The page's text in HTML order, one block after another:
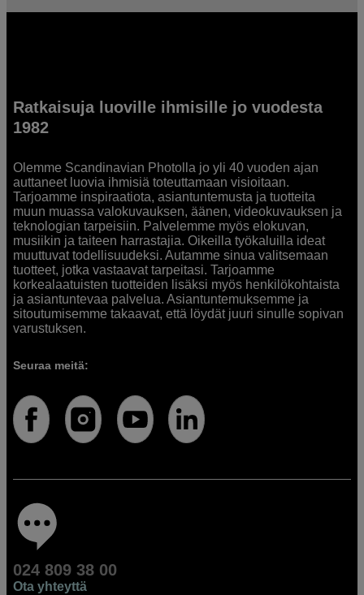
Ratkaisuja luoville ihmisille jo vuodesta
1982
Olemme Scandinavian Photolla jo yli 40 vuoden ajan
auttaneet luovia ihmisiä toteuttamaan visioitaan.
Tarjoamme inspiraatiota, asiantuntemusta ja tuotteita
muun muassa valokuvauksen, äänen, videokuvauksen ja
teknologian tarpeisiin. Palvelemme myös elokuvan,
musiikin ja taiteen harrastajia. Oikeilla työkaluilla ideat
muuttuvat todellisuudeksi. Autamme sinua valitsemaan
tuotteet, jotka vastaavat tarpeitasi. Tarjoamme
korkealaatuisten tuotteiden lisäksi myös henkilökohtaista
ja asiantuntevaa palvelua. Asiantuntemuksemme ja
sitoutumisemme takaavat, että löydät juuri sinulle sopivan
varustuksen.
Seuraa meitä:
024 809 38 00
Ota yhteyttä